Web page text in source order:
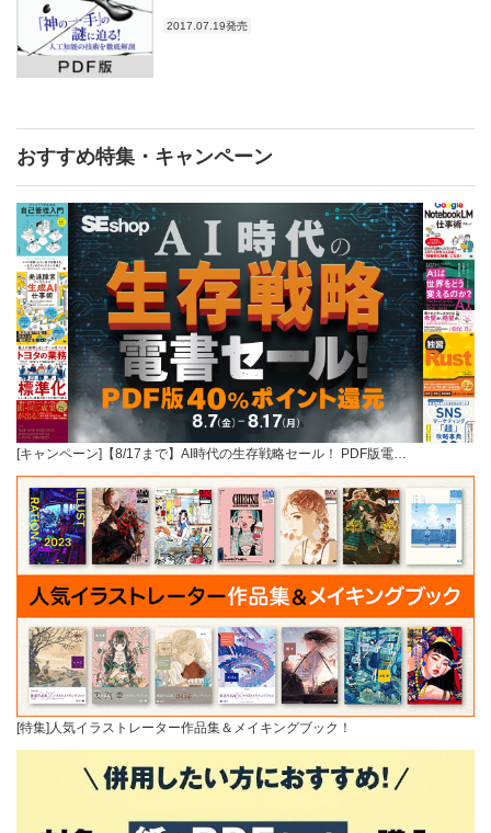
2017.07.19発売
おすすめ特集・キャンペーン
[キャンペーン]【8/17まで】AI時代の生存戦略セール！ PDF版電…
[特集]人気イラストレーター作品集＆メイキングブック！